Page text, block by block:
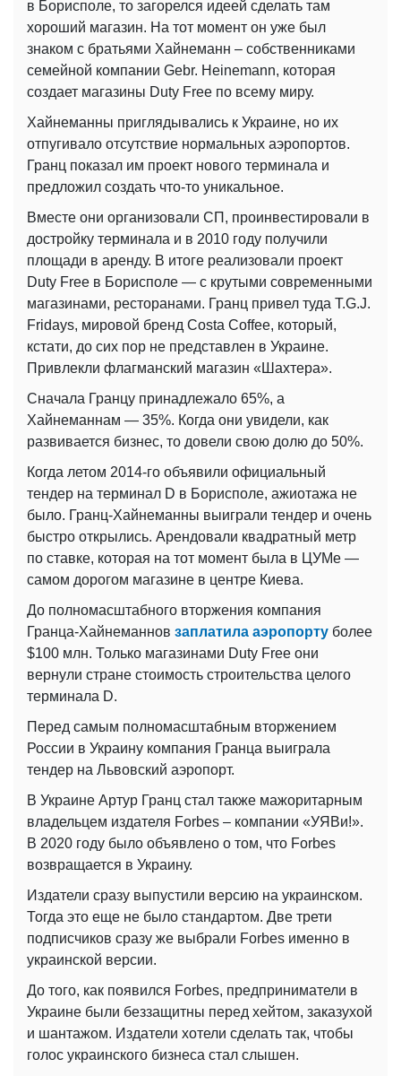
в Борисполе, то загорелся идеей сделать там
хороший магазин. На тот момент он уже был
знаком с братьями Хайнеманн – собственниками
семейной компании Gebr. Heinemann, которая
создает магазины Duty Free по всему миру.
Хайнеманны приглядывались к Украине, но их
отпугивало отсутствие нормальных аэропортов.
Гранц показал им проект нового терминала и
предложил создать что-то уникальное.
Вместе они организовали СП, проинвестировали в
достройку терминала и в 2010 году получили
площади в аренду. В итоге реализовали проект
Duty Free в Борисполе — с крутыми современными
магазинами, ресторанами. Гранц привел туда T.G.J.
Fridays, мировой бренд Costa Coffee, который,
кстати, до сих пор не представлен в Украине.
Привлекли флагманский магазин «Шахтера».
Сначала Гранцу принадлежало 65%, а
Хайнеманнам — 35%. Когда они увидели, как
развивается бизнес, то довели свою долю до 50%.
Когда летом 2014-го объявили официальный
тендер на терминал D в Борисполе, ажиотажа не
было. Гранц-Хайнеманны выиграли тендер и очень
быстро открылись. Арендовали квадратный метр
по ставке, которая на тот момент была в ЦУМе —
самом дорогом магазине в центре Киева.
До полномасштабного вторжения компания
Гранца-Хайнеманнов заплатила аэропорту более
$100 млн. Только магазинами Duty Free они
вернули стране стоимость строительства целого
терминала D.
Перед самым полномасштабным вторжением
России в Украину компания Гранца выиграла
тендер на Львовский аэропорт.
В Украине Артур Гранц стал также мажоритарным
владельцем издателя Forbes – компании «УЯВи!».
В 2020 году было объявлено о том, что Forbes
возвращается в Украину.
Издатели сразу выпустили версию на украинском.
Тогда это еще не было стандартом. Две трети
подписчиков сразу же выбрали Forbes именно в
украинской версии.
До того, как появился Forbes, предприниматели в
Украине были беззащитны перед хейтом, заказухой
и шантажом. Издатели хотели сделать так, чтобы
голос украинского бизнеса стал слышен.